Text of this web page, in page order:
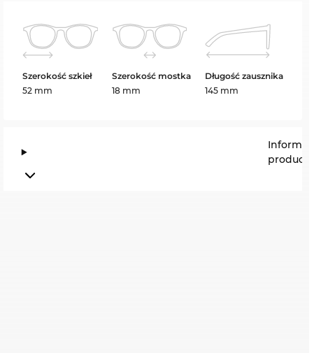
Szerokość szkieł
52 mm
Szerokość mostka
18 mm
Długość zausznika
145 mm
Informacje
producenta